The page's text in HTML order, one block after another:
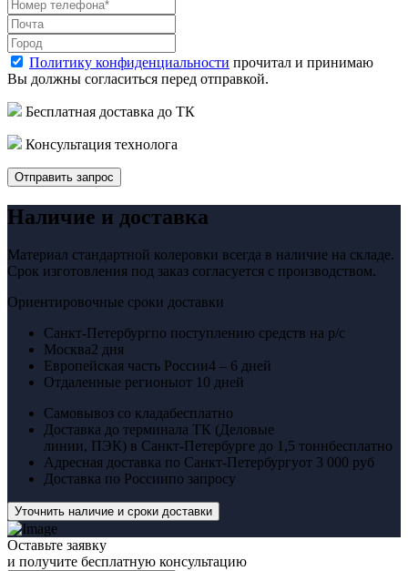
Политику конфиденциальности прочитал и принимаю
Вы должны согласиться перед отправкой.
Бесплатная доставка до ТК
Консультация технолога
Отправить запрос
Наличие и доставка
Материал стандартной колеровки всегда в наличие на складе.
Срок изготовления под заказ согласуется с производством.
Ориентировочные сроки доставки
Санкт-Петербургпо поступлению средств на р/с
Москва2 дня
Европейская часть России4 – 6 дней
Отдаленные регионыот 10 дней
Самовывоз со кладабесплатно
Доставка до терминала ТК (Деловые
линии, ПЭК) в Санкт-Петербурге до 1,5 тоннбесплатно
Адресная доставка по Санкт-Петербургуот 3 000 руб
Доставка по Россиипо запросу
Уточнить наличие и сроки доставки
Оставьте заявку
и получите бесплатную консультацию